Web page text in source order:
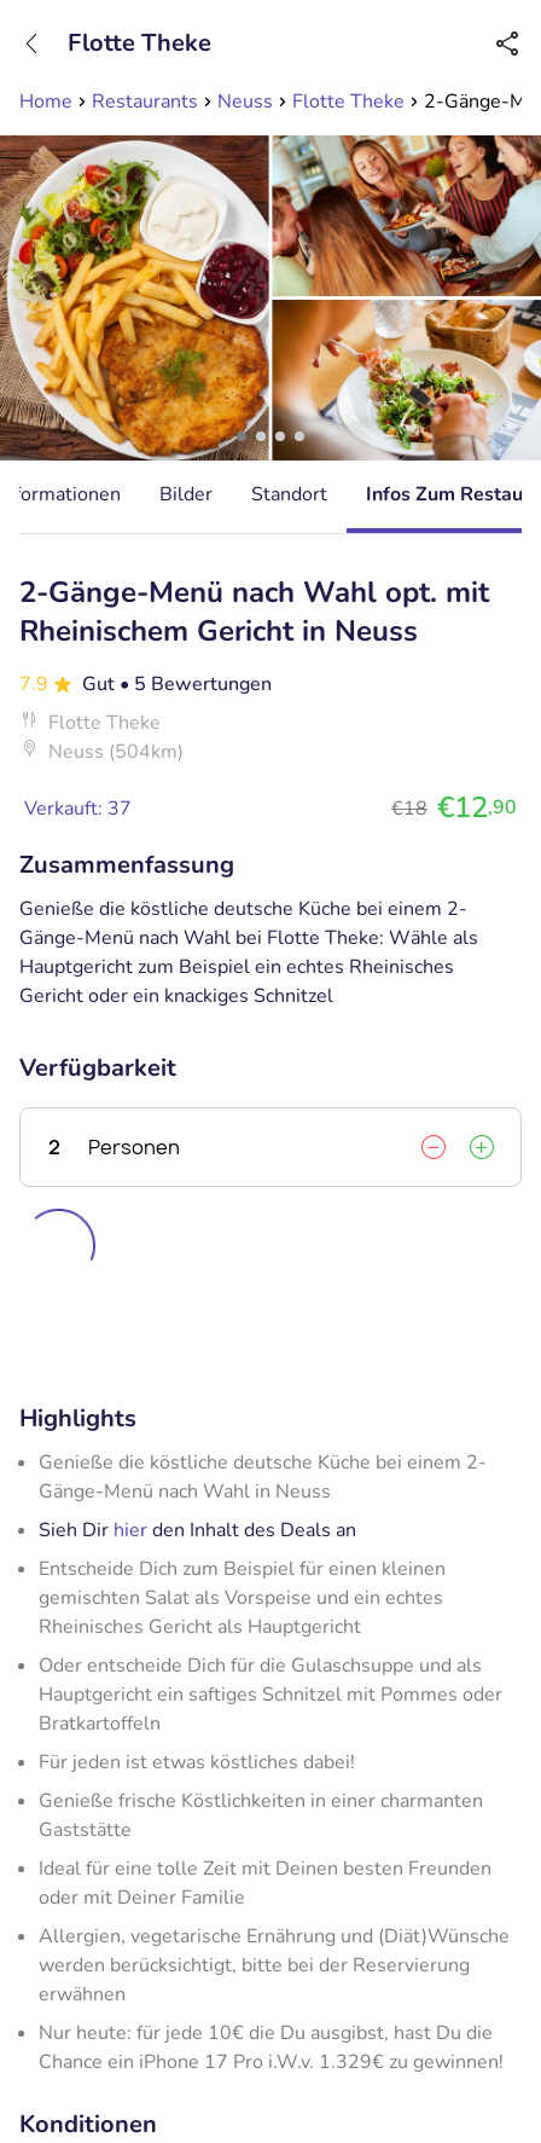
Erreichbar bis 23:00 Uhr (max 0,09€/Min)
Home Restaurants Neuss Flotte Theke 2-Gänge-
Flotte Theke
Informationen Bilder Standort Infos Zum
2-Gänge-Menü nach Wahl opt. mit
Rheinischem Gericht in Neuss
7.9 Gut • 5 Bewertungen
Flotte Theke
Neuss (504km)
Verkauft: 37 €18 €12,90
Zusammenfassung
Genieße die köstliche deutsche Küche bei einem 2-
Gänge-Menü nach Wahl bei Flotte Theke: Wähle als
Hauptgericht zum Beispiel ein echtes Rheinisches
Gericht oder ein knackiges Schnitzel
Verfügbarkeit
2 Personen
Highlights
Genieße die köstliche deutsche Küche bei einem 2-
Gänge-Menü nach Wahl in Neuss
Sieh Dir hierden Inhalt des Deals an
Entscheide Dich zum Beispiel für einen kleinen
gemischten Salat als Vorspeise und ein echtes
Rheinisches Gericht als Hauptgericht
Oder entscheide Dich für die Gulaschsuppe und als
Hauptgericht ein saftiges Schnitzel mit Pommes oder
Bratkartoffeln
Für jeden ist etwas köstliches dabei!
Genieße frische Köstlichkeiten in einer charmanten
Gaststätte
Ideal für eine tolle Zeit mit Deinen besten Freunden
oder mit Deiner Familie
Allergien, vegetarische Ernährung und (Diät)Wünsche
werden berücksichtigt, bitte bei der Reservierung
erwähnen
Nur heute: für jede 10€ die Du ausgibst, hast Du die
Chance ein iPhone 17 Pro i.W.v. 1.329€ zu gewinnen!
Konditionen